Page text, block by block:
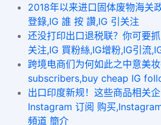
2018年以来进口固体废物海关
登錄,IG 誰 按 讚,IG 引关注
还没打印出口退税联？你可要
关注,IG 買粉絲,IG增粉,IG引流
跨境电商们为何如此之中意美
subscribers,buy cheap IG
出口印度新规！这些商品相关企
Instagram 订阅 购买
頻道 簡介